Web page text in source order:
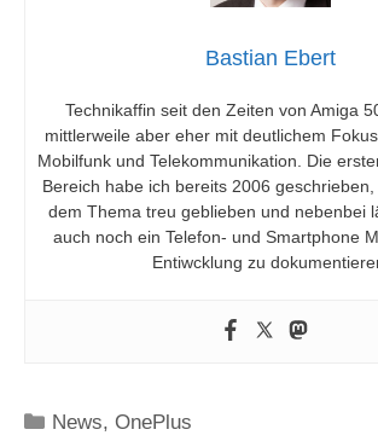
Bastian Ebert
Technikaffin seit den Zeiten von Amiga
mittlerweile aber eher mit deutlichem
Mobilfunk und Telekommunikation. Die
Bereich habe ich bereits 2006
dem Thema treu geblieben und nebenbei
auch noch ein Telefon- und Smartphone
Entiwcklung zu
Kategorien
News,OnePlus